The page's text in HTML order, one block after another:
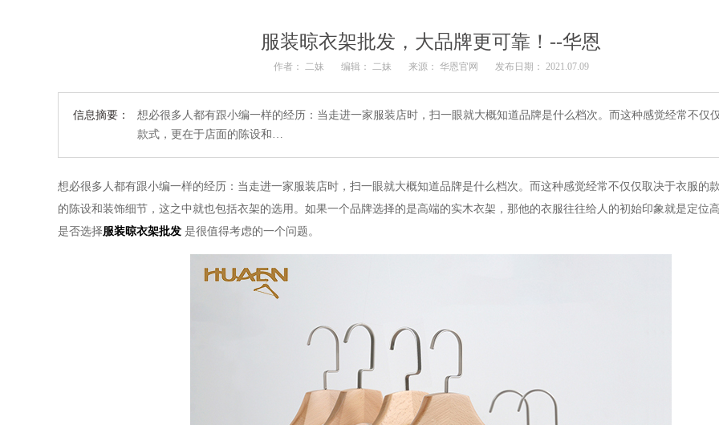
服装晾衣架批发，大品牌更可靠！--华恩
作者： 二妹 编辑： 二妹 来源： 华恩官网 发布日期： 2021.07.09
信息摘要：
想必很多人都有跟小编一样的经历：当走进一家服装店时，扫一眼就大概知道品牌是什么档次。而这种感觉经常不仅
款式，更在于店面的陈设和…
想必很多人都有跟小编一样的经历：当走进一家服装店时，扫一眼就大概知道品牌是什么档次。而这种感觉经常不仅仅取决于衣服的
的陈设和装饰细节，这之中就也包括衣架的选用。如果一个品牌选择的是高端的实木衣架，那他的衣服往往给人的初始印象就是定位
是否选择服装晾衣架批发 是很值得考虑的一个问题。